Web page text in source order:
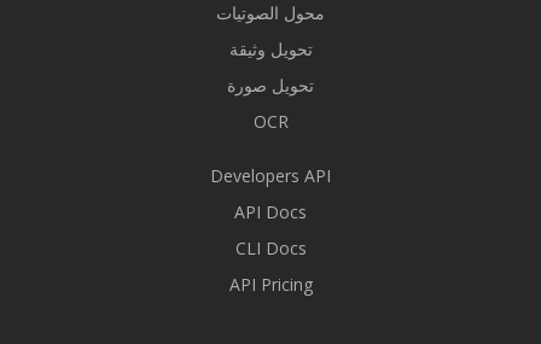
محول الصوتيات
تحويل وثيقة
تحويل صورة
OCR
Developers API
API Docs
CLI Docs
API Pricing